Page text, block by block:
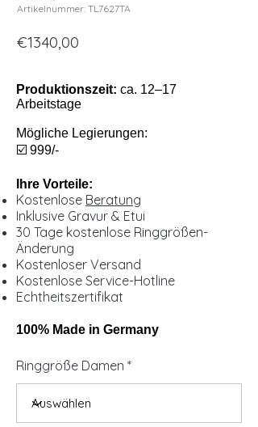
Artikelnummer: TL7627TA
€1340,00
Produktionszeit: ca. 12–17
Arbeitstage
Mögliche Legierungen:
☑️ 999/-
Ihre Vorteile:
Kostenlose Beratung
Inklusive Gravur & Etui
30 Tage kostenlose Ringgrößen-
Änderung
Kostenloser Versand
Kostenlose Service-Hotline
Echtheitszertifikat
100% Made in Germany
Ringgröße Damen